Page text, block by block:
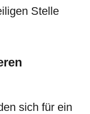
Stelle
sich für ein